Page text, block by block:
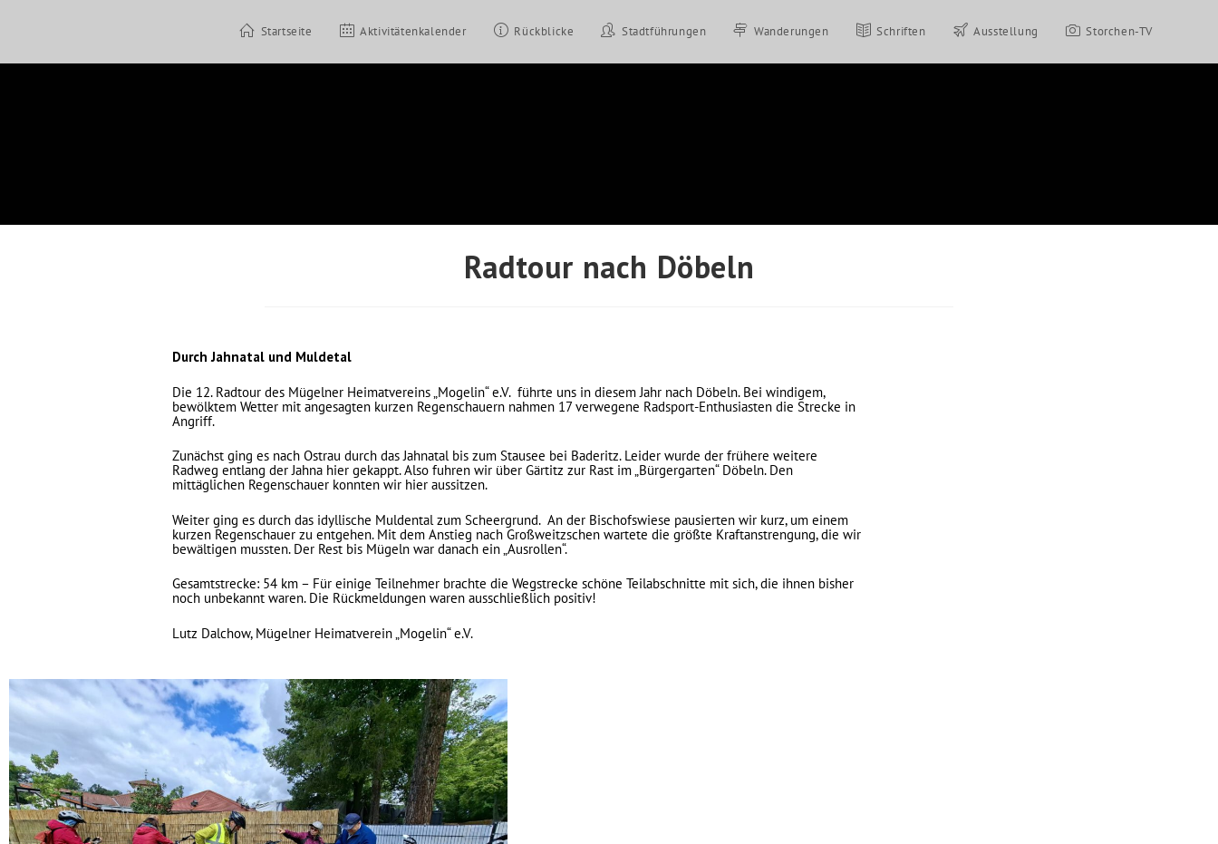
Startseite Aktivitätenkalender Rückblicke Stadtführungen Wanderungen Schriften Ausstellung Storchen-TV
Radtour nach Döbeln
Durch Jahnatal und Muldetal
Die 12. Radtour des Mügelner Heimatvereins „Mogelin“ e.V. führte uns in diesem Jahr nach Döbeln. Bei windigem,
bewölktem Wetter mit angesagten kurzen Regenschauern nahmen 17 verwegene Radsport-Enthusiasten die Strecke in
Angriff.
Zunächst ging es nach Ostrau durch das Jahnatal bis zum Stausee bei Baderitz. Leider wurde der frühere weitere
Radweg entlang der Jahna hier gekappt. Also fuhren wir über Gärtitz zur Rast im „Bürgergarten“ Döbeln. Den
mittäglichen Regenschauer konnten wir hier aussitzen.
Weiter ging es durch das idyllische Muldental zum Scheergrund. An der Bischofswiese pausierten wir kurz, um einem
kurzen Regenschauer zu entgehen. Mit dem Anstieg nach Großweitzschen wartete die größte Kraftanstrengung, die wir
bewältigen mussten. Der Rest bis Mügeln war danach ein „Ausrollen“.
Gesamtstrecke: 54 km – Für einige Teilnehmer brachte die Wegstrecke schöne Teilabschnitte mit sich, die ihnen bisher
noch unbekannt waren. Die Rückmeldungen waren ausschließlich positiv!
Lutz Dalchow, Mügelner Heimatverein „Mogelin“ e.V.